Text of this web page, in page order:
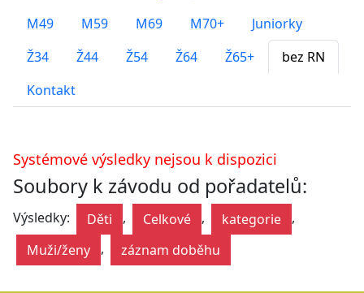
M49
M59 M69 M70+
Juniorky
Ž34
Ž44 Ž54 Ž64 Ž65+
bez RN
Kontakt
Systémové výsledky nejsou k dispozici
Soubory k závodu od pořadatelů:
Výsledky: Děti , Celkové , kategorie
,
Muži/ženy
, záznam doběhu